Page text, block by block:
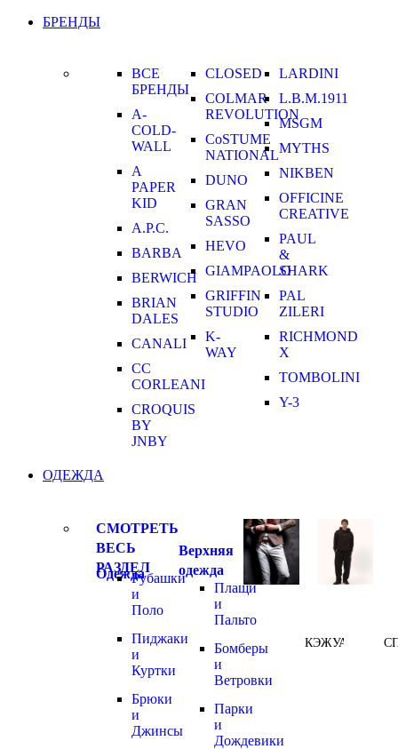
БРЕНДЫ
ВСЕ
БРЕНДЫ
A-
COLD-
WALL
A
PAPER
KID
A.P.C.
BARBA
BERWICH
BRIAN
DALES
CANALI
CC
CORLEANI
CROQUIS
BY
JNBY
CLOSED
COLMAR
REVOLUTION
CoSTUME
NATIONAL
DUNO
GRAN
SASSO
HEVO
GIAMPAOLO
GRIFFIN
STUDIO
K-
WAY
LARDINI
L.B.M.1911
MSGM
MYTHS
NIKBEN
OFFICINE
CREATIVE
PAUL
&
SHARK
PAL
ZILERI
RICHMOND
X
TOMBOLINI
Y-3
ОДЕЖДА
СМОТРЕТЬ
ВЕСЬ
РАЗДЕЛ
ОдеждаРубашки
и
Поло
Пиджаки
и
Куртки
Брюки
и
Джинсы
Верхняя
одежда
Плащи
и
Пальто
Бомберы
и
Ветровки
Парки
и
Дождевики
КЭЖУАЛ